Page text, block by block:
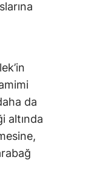
da
altında